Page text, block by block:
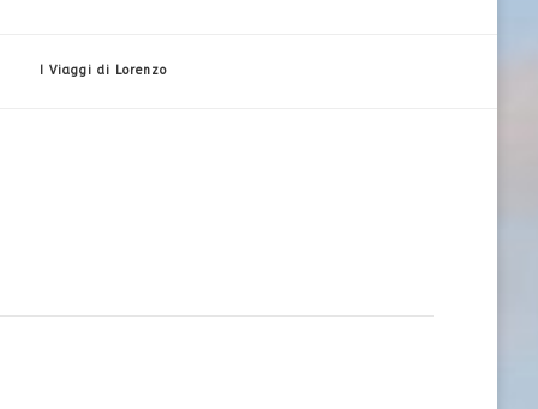
I Viaggi di Lorenzo